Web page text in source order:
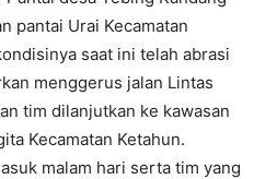
pantai Urai Kecamatan
saat ini telah abrasi
menggerus jalan Lintas
tim dilanjutkan ke kawasan
Kecamatan Ketahun.
malam hari serta tim yang